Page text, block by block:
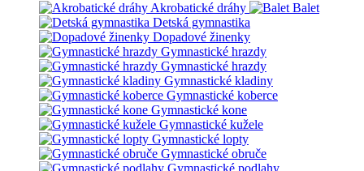
Akrobatické dráhy
Balet
Detská gymnastika
Dopadové žinenky
Gymnastické hrazdy
Gymnastické hrazdy
Gymnastické kladiny
Gymnastické koberce
Gymnastické kone
Gymnastické kužele
Gymnastické lopty
Gymnastické obruče
Gymnastické podlahy